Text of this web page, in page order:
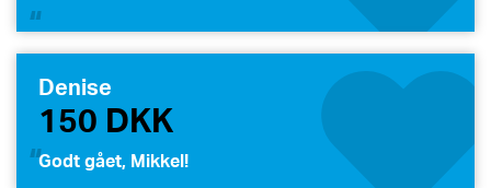
Denise
150 DKK
Godt gået, Mikkel!